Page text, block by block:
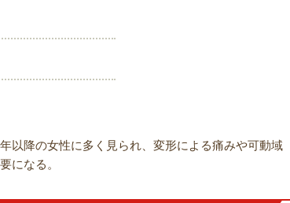
以降の女性に多く見られ、変形による痛みや可動域
になる。